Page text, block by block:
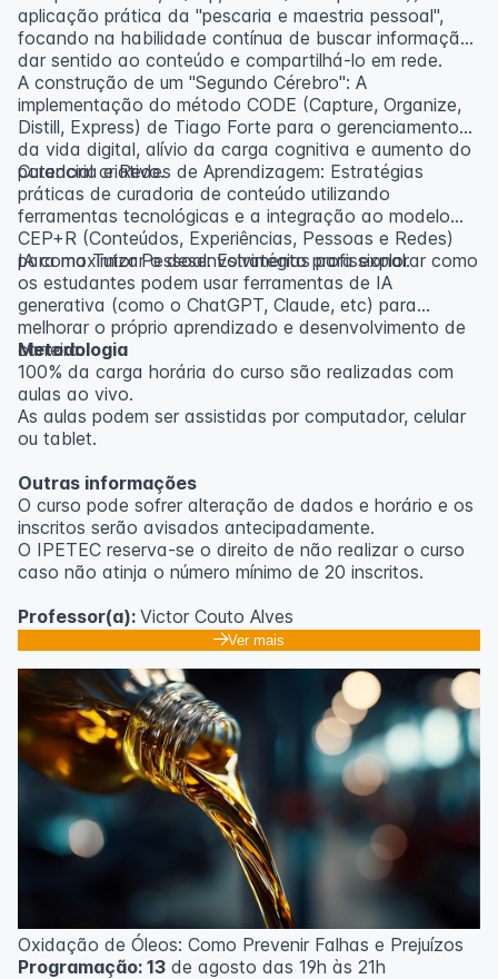
aplicação prática da "pescaria e maestria pessoal",
focando na habilidade contínua de buscar informação,
dar sentido ao conteúdo e compartilhá-lo em rede.
A construção de um "Segundo Cérebro": A
implementação do método CODE (Capture, Organize,
Distill, Express) de Tiago Forte para o gerenciamento
da vida digital, alívio da carga cognitiva e aumento do
potencial criativo.
Curadoria e Redes de Aprendizagem: Estratégias
práticas de curadoria de conteúdo utilizando
ferramentas tecnológicas e a integração ao modelo
CEP+R (Conteúdos, Experiências, Pessoas e Redes)
para maximizar o desenvolvimento profissional.
IA como Tutor Pessoal: Estratégias para explorar como
os estudantes podem usar ferramentas de IA
generativa (como o ChatGPT, Claude, etc) para
melhorar o próprio aprendizado e desenvolvimento de
carreira.
Metodologia
100% da carga horária do curso são realizadas com
aulas ao vivo.
As aulas podem ser assistidas por computador, celular
ou tablet.
Outras informações
O curso pode sofrer alteração de dados e horário e os
inscritos serão avisados ​​antecipadamente.
O IPETEC reserva-se o direito de não realizar o curso
caso não atinja o número mínimo de 20 inscritos.
Professor(a): Victor Couto Alves
Ver mais
Oxidação de Óleos: Como Prevenir Falhas e Prejuízos
Programação: 13 de agosto das 19h às 21h